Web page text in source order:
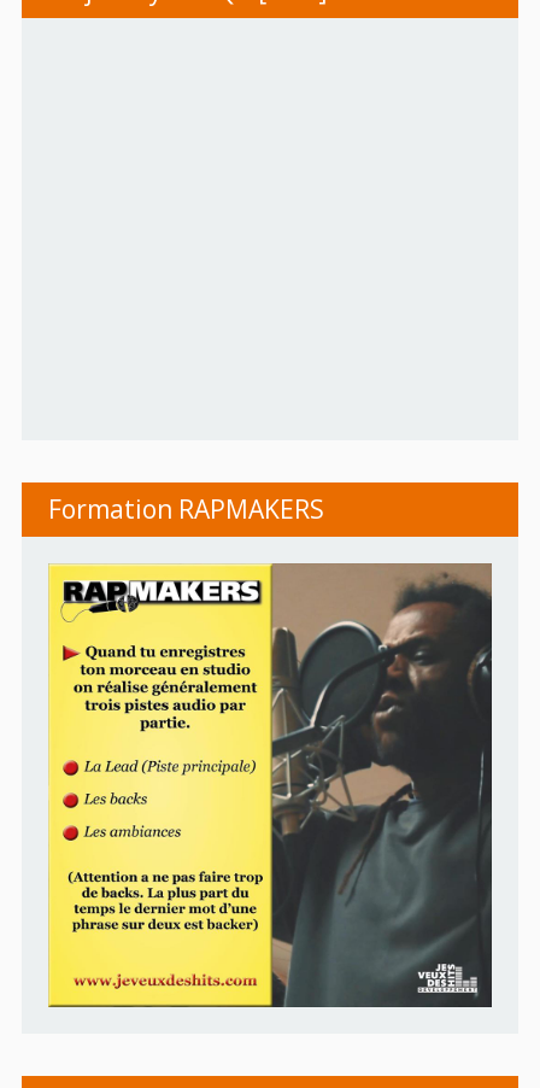
Formation RAPMAKERS